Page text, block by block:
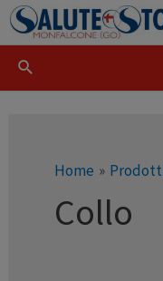
Home
Collo